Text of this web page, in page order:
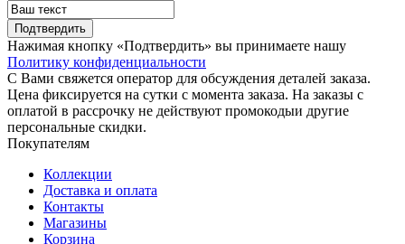
Подтвердить
Нажимая кнопку «Подтвердить» вы принимаете нашу
Политику конфиденциальности
С Вами свяжется оператор для обсуждения деталей заказа.
Цена фиксируется на сутки с момента заказа. На заказы с
оплатой в рассрочку не действуют промокодыи другие
персональные скидки.
Покупателям
Коллекции
Доставка и оплата
Контакты
Магазины
Корзина